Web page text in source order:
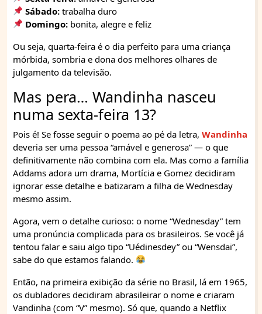
Sábado:trabalha duro
Domingo: bonita, alegre e feliz
Ou seja, quarta-feira é o dia perfeito para uma criança
mórbida, sombria e dona dos melhores olhares de
julgamento da televisão.
Mas pera… Wandinha nasceu
numa sexta-feira 13?
Pois é! Se fosse seguir o poema ao pé da letra, Wandinha
deveria ser uma pessoa “amável e generosa” — o que
definitivamente não combina com ela. Mas como a família
Addams adora um drama, Mortícia e Gomez decidiram
ignorar esse detalhe e batizaram a filha de Wednesday
mesmo assim.
Agora, vem o detalhe curioso: o nome “Wednesday” tem
uma pronúncia complicada para os brasileiros. Se você já
tentou falar e saiu algo tipo “Uédinesdey” ou “Wensdai”,
sabe do que estamos falando.
Então, na primeira exibição da série no Brasil, lá em 1965,
os dubladores decidiram abrasileirar o nome e criaram
Vandinha (com “V” mesmo). Só que, quando a Netflix